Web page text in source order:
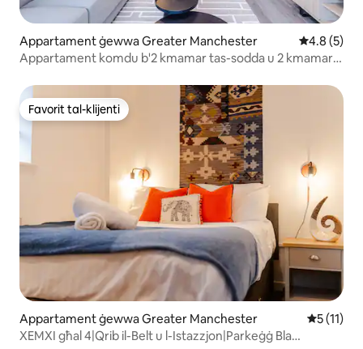
Appartament ġewwa Greater Manchester Rating
4.8 (5)
Appartament komdu b'2 kmamar tas-sodda u 2 kmamar
Favorit tal-klijenti
Favorit tal-klijenti
Appartament ġewwa Greater Manchester Rating
5 (11)
XEMXI għal 4|Qrib il-Belt u l-Istazzjon|Parkeġġ Bla